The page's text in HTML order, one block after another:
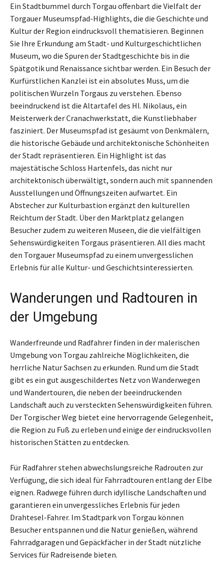
Ein Stadtbummel durch Torgau offenbart die Vielfalt der
Torgauer Museumspfad-Highlights, die die Geschichte und
Kultur der Region eindrucksvoll thematisieren. Beginnen
Sie Ihre Erkundung am Stadt- und Kulturgeschichtlichen
Museum, wo die Spuren der Stadtgeschichte bis in die
Spätgotik und Renaissance sichtbar werden. Ein Besuch der
Kurfürstlichen Kanzlei ist ein absolutes Muss, um die
politischen Wurzeln Torgaus zu verstehen. Ebenso
beeindruckend ist die Altartafel des Hl. Nikolaus, ein
Meisterwerk der Cranachwerkstatt, die Kunstliebhaber
fasziniert. Der Museumspfad ist gesäumt von Denkmälern,
die historische Gebäude und architektonische Schönheiten
der Stadt repräsentieren. Ein Highlight ist das
majestätische Schloss Hartenfels, das nicht nur
architektonisch überwältigt, sondern auch mit spannenden
Ausstellungen und Öffnungszeiten aufwartet. Ein
Abstecher zur Kulturbastion ergänzt den kulturellen
Reichtum der Stadt. Über den Marktplatz gelangen
Besucher zudem zu weiteren Museen, die die vielfältigen
Sehenswürdigkeiten Torgaus präsentieren. All dies macht
den Torgauer Museumspfad zu einem unvergesslichen
Erlebnis für alle Kultur- und Geschichtsinteressierten.
Wanderungen und Radtouren in
der Umgebung
Wanderfreunde und Radfahrer finden in der malerischen
Umgebung von Torgau zahlreiche Möglichkeiten, die
herrliche Natur Sachsen zu erkunden. Rund um die Stadt
gibt es ein gut ausgeschildertes Netz von Wanderwegen
und Wandertouren, die neben der beeindruckenden
Landschaft auch zu versteckten Sehenswürdigkeiten führen.
Der Torgischer Weg bietet eine hervorragende Gelegenheit,
die Region zu Fuß zu erleben und einige der eindrucksvollen
historischen Stätten zu entdecken.
Für Radfahrer stehen abwechslungsreiche Radrouten zur
Verfügung, die sich ideal für Fahrradtouren entlang der Elbe
eignen. Radwege führen durch idyllische Landschaften und
garantieren ein unvergessliches Erlebnis für jeden
Drahtesel-Fahrer. Im Stadtpark von Torgau können
Besucher entspannen und die Natur genießen, während
Fahrradgaragen und Gepäckfächer in der Stadt nützliche
Services für Radreisende bieten.